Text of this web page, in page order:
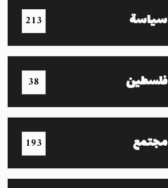
سياسة 213
فلسطين 38
مجتمع 193